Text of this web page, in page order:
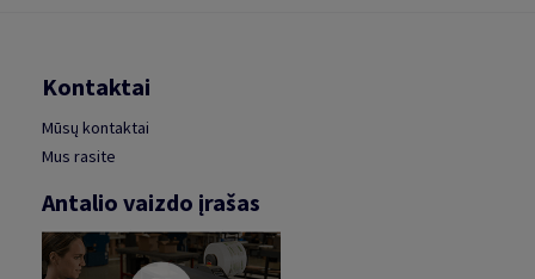
Kontaktai
Mūsų kontaktai
Mus rasite
Antalio vaizdo įrašas